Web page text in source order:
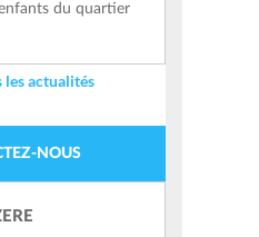
du quartier
actualités
NOUS